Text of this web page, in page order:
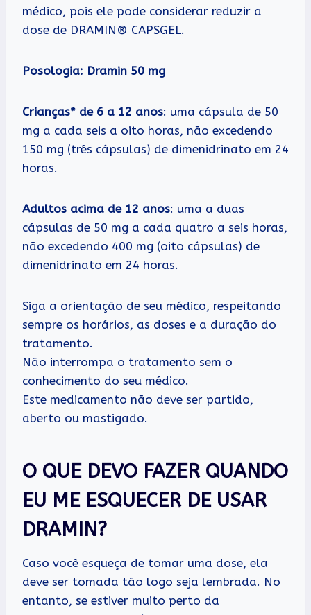
médico, pois ele pode considerar reduzir a
dose de DRAMIN® CAPSGEL.
Posologia: Dramin 50 mg
Crianças* de 6 a 12 anos: uma cápsula de 50
mg a cada seis a oito horas, não excedendo
150 mg (três cápsulas) de dimenidrinato em 24
horas.
Adultos acima de 12 anos: uma a duas
cápsulas de 50 mg a cada quatro a seis horas,
não excedendo 400 mg (oito cápsulas) de
dimenidrinato em 24 horas.
Siga a orientação de seu médico, respeitando
sempre os horários, as doses e a duração do
tratamento.
Não interrompa o tratamento sem o
conhecimento do seu médico.
Este medicamento não deve ser partido,
aberto ou mastigado.
O QUE DEVO FAZER QUANDO
EU ME ESQUECER DE USAR
DRAMIN?
Caso você esqueça de tomar uma dose, ela
deve ser tomada tão logo seja lembrada. No
entanto, se estiver muito perto da